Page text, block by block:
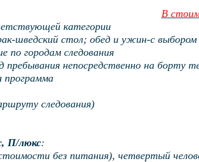
В
категории
шведский стол; обед и ужин-с
по городам следования
непосредственно на борту
программа
следования)
П/люкс:
без питания), четвертый